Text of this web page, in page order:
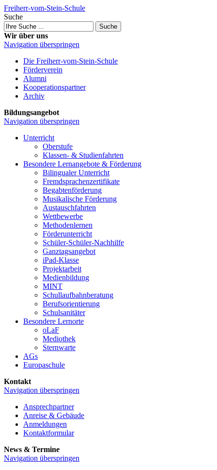
Freiherr-vom-Stein-Schule
Suche
Suche
Wir über uns
Navigation überspringen
Die Freiherr-vom-Stein-Schule
Förderverein
Alumni
Kooperations­partner
Archiv
Bildungsangebot
Navigation überspringen
Unterricht
Oberstufe
Klassen- & Studien­fahrten
Besondere Lernangebote & Förderung
Bilingualer Unterricht
Fremdsprachen­zertifikate
Begabten­förderung
Musikalische Förderung
Austausch­fahrten
Wettbewerbe
Methoden­lernen
Förder­unterricht
Schüler-Schüler-Nachhilfe
Ganztags­angebot
iPad-Klasse
Projekt­arbeit
Medien­bildung
MINT
Schullaufbahnberatung
Berufs­orientierung
Schul­sanitäter
Besondere Lernorte
oLaF
Mediothek
Sternwarte
AGs
Europaschule
Kontakt
Navigation überspringen
Ansprechpartner
Anreise & Gebäude
Anmeldungen
Kontaktformular
News & Termine
Navigation überspringen